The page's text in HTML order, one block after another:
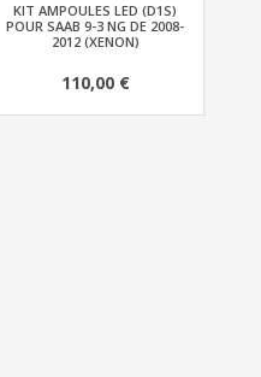
KIT AMPOULES LED (D1S)
POUR SAAB 9-3 NG DE 2008-
2012 (XENON)
110,00 €